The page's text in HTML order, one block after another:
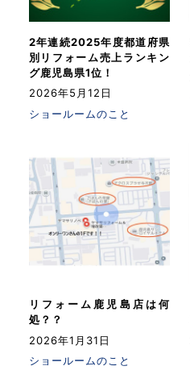
2年連続2025年度都道府県
別リフォーム売上ランキン
グ鹿児島県1位！
2026年5月12日
ショールームのこと
リフォーム鹿児島店は何
処？？
2026年1月31日
ショールームのこと